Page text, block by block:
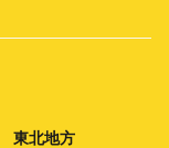
東北地方